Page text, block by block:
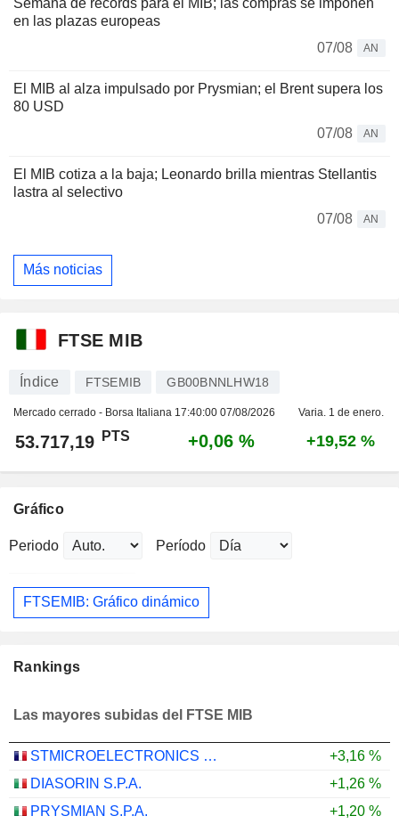
en las plazas europeas
07/08
AN
El MIB al alza impulsado por Prysmian; el Brent supera los
80 USD
07/08
AN
El MIB cotiza a la baja; Leonardo brilla mientras Stellantis
lastra al selectivo
07/08
AN
Más noticias
FTSE MIB
Índice FTSEMIB GB00BNNLHW18
Mercado cerrado - Borsa Italiana 17:40:00 07/08/2026 Varia. 1 de enero.
53.717,19 PTS +0,06 % +19,52 %
Gráfico
Periodo Período
FTSEMIB: Gráfico dinámico
Rankings
Las mayores subidas del FTSE MIB
STMICROELECTRONICS N.V.
+3,16 %
DIASORIN S.P.A.
+1,26 %
PRYSMIAN S.P.A.
+1,20 %